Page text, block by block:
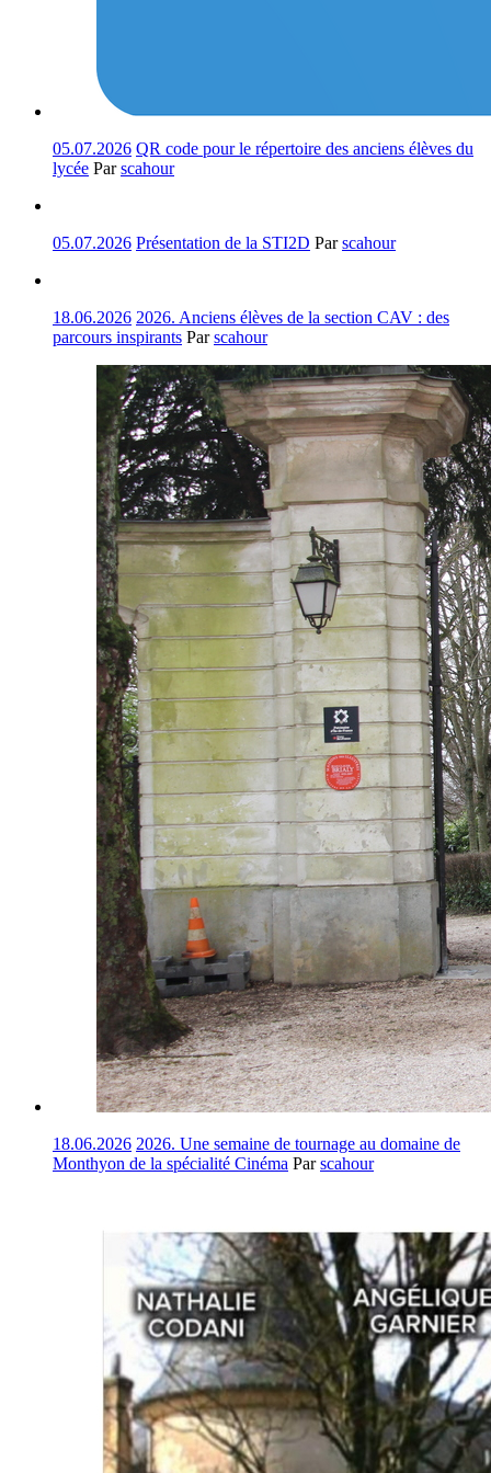
05.07.2026 QR code pour le répertoire des anciens élèves du
lycée Parscahour
05.07.2026 Présentation de la STI2D Parscahour
18.06.2026 2026. Anciens élèves de la section CAV : des
parcours inspirants Parscahour
18.06.2026 2026. Une semaine de tournage au domaine de
Monthyon de la spécialité Cinéma Parscahour